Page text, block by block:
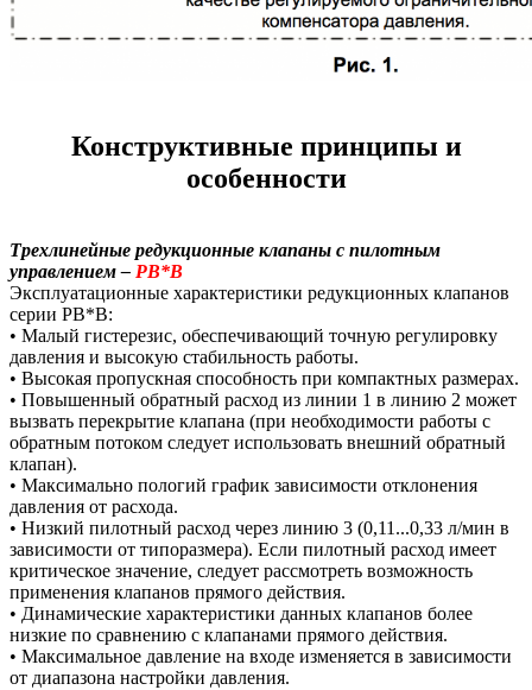
Конструктивные принципы и
особенности
Трехлинейные редукционные клапаны с пилотным
управлением – PB*B
Эксплуатационные характеристики редукционных клапанов
серии PB*B:
• Малый гистерезис, обеспечивающий точную регулировку
давления и высокую стабильность работы.
• Высокая пропускная способность при компактных размерах.
• Повышенный обратный расход из линии 1 в линию 2 может
вызвать перекрытие клапана (при необходимости работы с
обратным потоком следует использовать внешний обратный
клапан).
• Максимально пологий график зависимости отклонения
давления от расхода.
• Низкий пилотный расход через линию 3 (0,11...0,33 л/мин в
зависимости от типоразмера). Если пилотный расход имеет
критическое значение, следует рассмотреть возможность
применения клапанов прямого действия.
• Динамические характеристики данных клапанов более
низкие по сравнению с клапанами прямого действия.
• Максимальное давление на входе изменяется в зависимости
от диапазона настройки давления.